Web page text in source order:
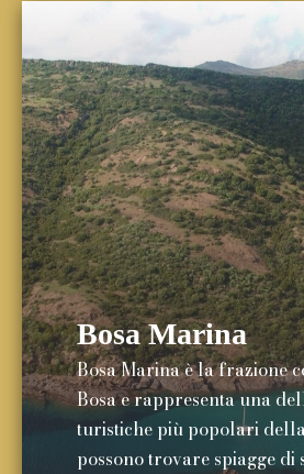
Bosa Marina
Bosa Marina è la frazione
Bosa e rappresenta una
turistiche più popolari
possono trovare spiagge di